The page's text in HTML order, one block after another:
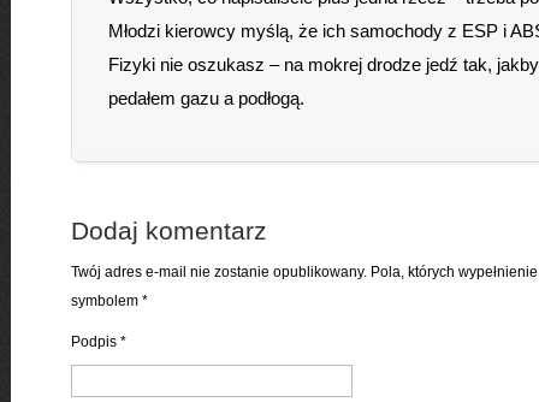
Młodzi kierowcy myślą, że ich samochody z ESP i
Fizyki nie oszukasz – na mokrej drodze jedź tak,
pedałem gazu a podłogą.
Dodaj komentarz
Twój adres e-mail nie zostanie opublikowany. Pola, których
symbolem *
Podpis *